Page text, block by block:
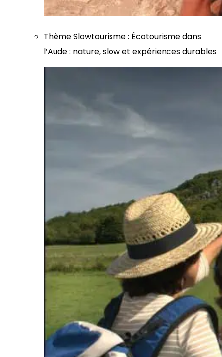
ThèmeSlowtourisme: Écotourisme dans
l’Aude : nature, slow et expériences durables